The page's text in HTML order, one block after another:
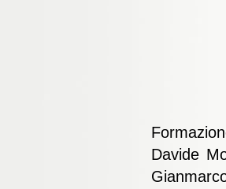
Davide